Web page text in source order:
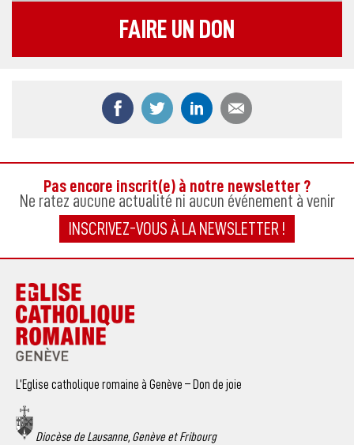
FAIRE UN DON
Partager ce contenu sur Facebook
Partager ce contenu sur Twitter
Partager ce contenu
Pas encore inscrit(e) à notre newsletter ?
Ne ratez aucune actualité ni aucun événement à venir
INSCRIVEZ-VOUS À LA NEWSLETTER !
L’Eglise catholique romaine à Genève – Don de joie
Diocèse de Lausanne, Genève et Fribourg